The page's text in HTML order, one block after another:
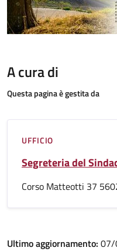
A cura di
Questa pagina è gestita da
UFFICIO
Segreteria del
Corso Matteotti 37
Ultimo aggiornamento: 07/